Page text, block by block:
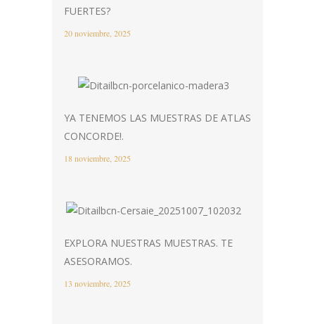
FUERTES?
20 noviembre, 2025
YA TENEMOS LAS MUESTRAS DE ATLAS
CONCORDE!.
18 noviembre, 2025
EXPLORA NUESTRAS MUESTRAS. TE
ASESORAMOS.
13 noviembre, 2025